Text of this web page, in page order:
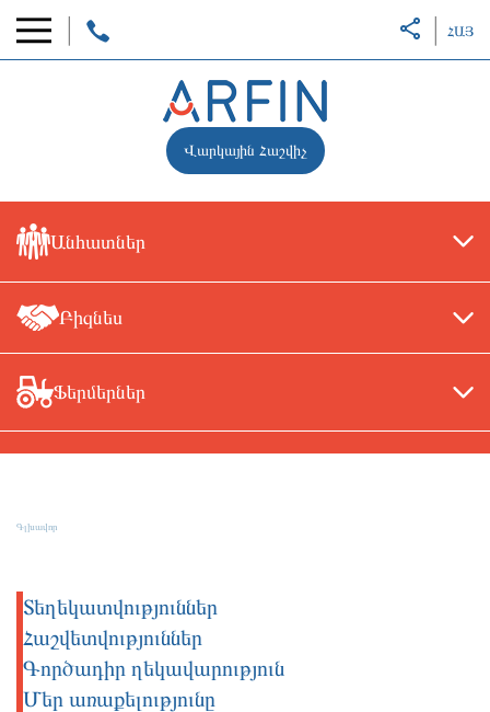
ՀԱՅ
Վարկային Հաշվիչ
Անհատներ
Բիզնես
Ֆերմերներ
Գլխավոր
Տեղեկատվություններ
Հաշվետվություններ
Գործադիր ղեկավարություն
Մեր առաքելությունը